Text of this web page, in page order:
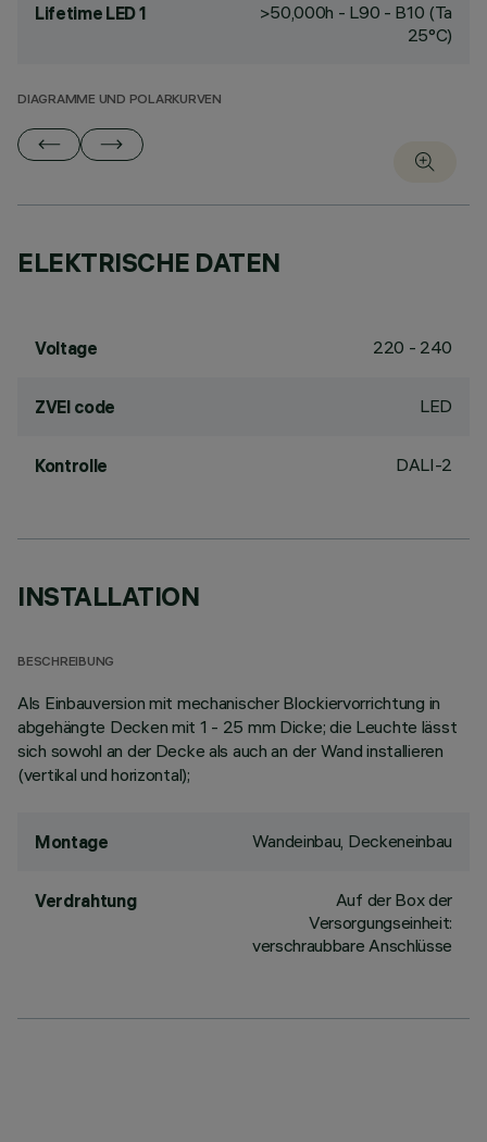
Lifetime LED 1
>50,000h - L90 - B10 (Ta
25°C)
DIAGRAMME UND POLARKURVEN
ELEKTRISCHE DATEN
Voltage 220 - 240
ZVEI code LED
Kontrolle DALI-2
INSTALLATION
BESCHREIBUNG
Als Einbauversion mit mechanischer Blockiervorrichtung in
abgehängte Decken mit 1 - 25 mm Dicke; die Leuchte lässt
sich sowohl an der Decke als auch an der Wand installieren
(vertikal und horizontal);
Montage Wandeinbau, Deckeneinbau
Verdrahtung
Auf der Box der
Versorgungseinheit:
verschraubbare Anschlüsse